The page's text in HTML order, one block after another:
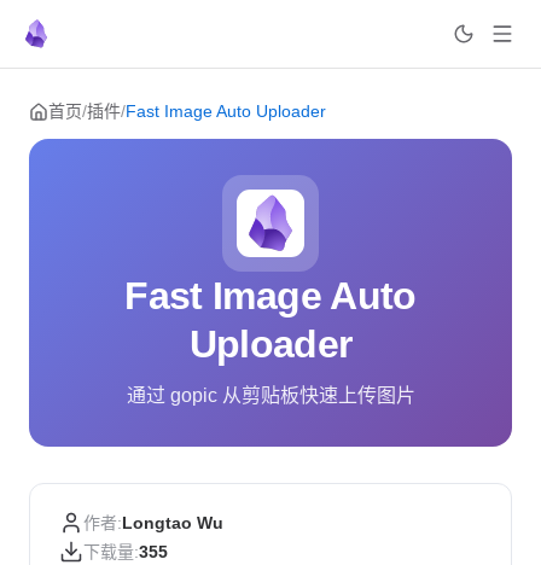
Skip to content
首页/插件/Fast Image Auto Uploader
Fast Image Auto
Uploader
通过 gopic 从剪贴板快速上传图片
作者:Longtao Wu
下载量:355